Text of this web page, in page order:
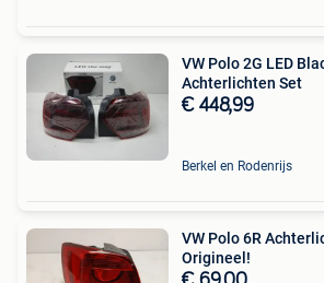
VW Polo 2G LED
Achterlichten Set
€ 448,99
Berkel en Rodenrijs
VW Polo 6R
Origineel!